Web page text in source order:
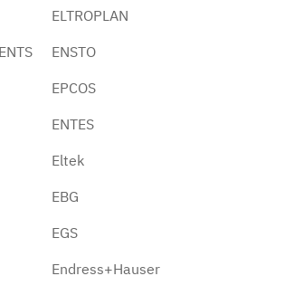
ELTROPLAN
ENSTO
EPCOS
ENTES
Eltek
EBG
EGS
Endress+Hauser